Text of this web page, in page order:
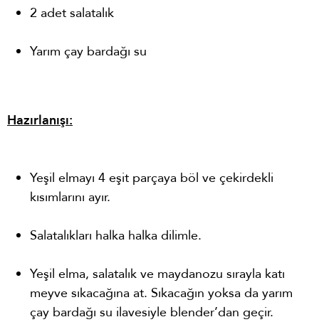
2 adet salatalık
Yarım çay bardağı su
Hazırlanışı:
Yeşil elmayı 4 eşit parçaya böl ve çekirdekli
kısımlarını ayır.
Salatalıkları halka halka dilimle.
Yeşil elma, salatalık ve maydanozu sırayla katı
meyve sıkacağına at. Sıkacağın yoksa da yarım
çay bardağı su ilavesiyle blender’dan geçir.